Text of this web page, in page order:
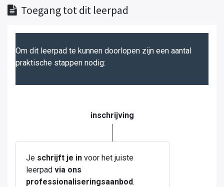
Toegang tot dit leerpad
Om dit leerpad te kunnen doorlopen zijn een aantal
praktische stappen nodig:
inschrijving
Je schrijft je in voor het juiste
leerpad via ons
professionaliseringsaanbod.